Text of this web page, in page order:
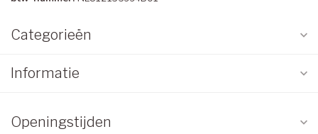
Categorieën
Informatie
Openingstijden